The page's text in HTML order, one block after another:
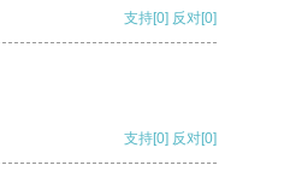
支持[0] 反对[0]
支持[0] 反对[0]